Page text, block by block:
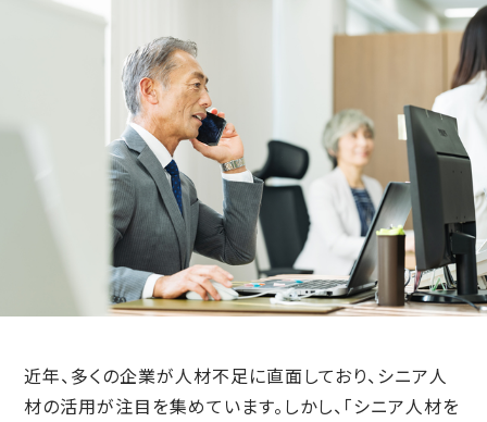
近年、多くの企業が人材不足に直面しており、シニア人
材の活用が注目を集めています。しかし、「シニア人材を